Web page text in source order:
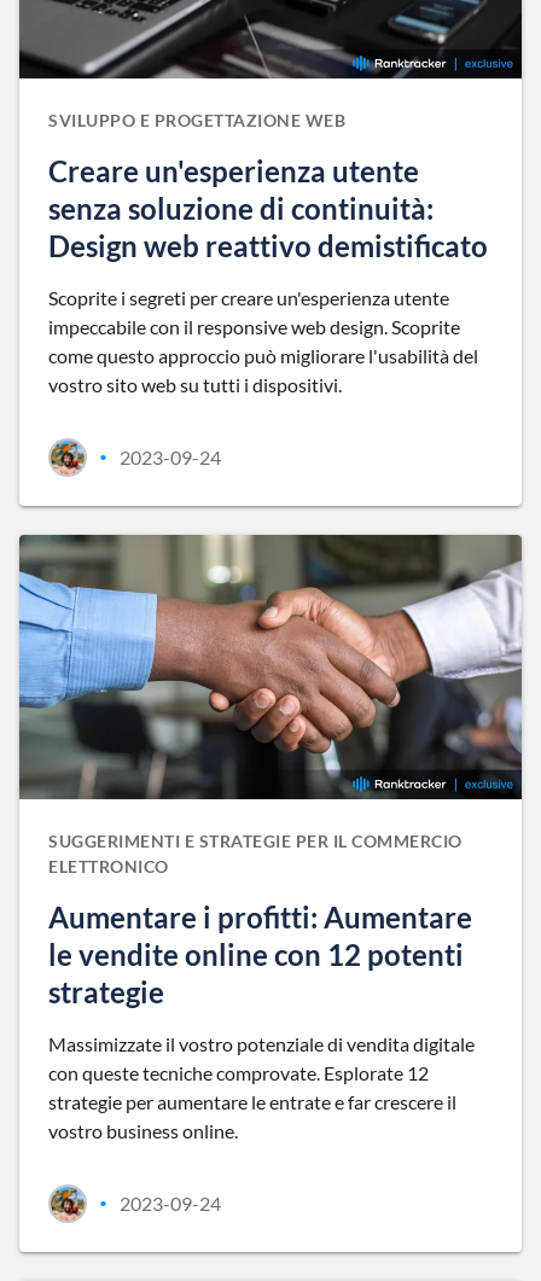
SVILUPPO E PROGETTAZIONE WEB
Creare un'esperienza utente
senza soluzione di continuità:
Design web reattivo demistificato
Scoprite i segreti per creare un'esperienza utente
impeccabile con il responsive web design. Scoprite
come questo approccio può migliorare l'usabilità del
vostro sito web su tutti i dispositivi.
• 2023-09-24
SUGGERIMENTI E STRATEGIE PER IL COMMERCIO
ELETTRONICO
Aumentare i profitti: Aumentare
le vendite online con 12 potenti
strategie
Massimizzate il vostro potenziale di vendita digitale
con queste tecniche comprovate. Esplorate 12
strategie per aumentare le entrate e far crescere il
vostro business online.
• 2023-09-24